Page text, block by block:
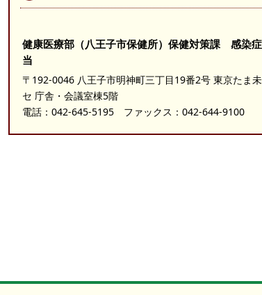
健康医療部（八王子市保健所）保健対策課 感染
当
〒192-0046 八王子市明神町三丁目19番2号 東京たま
セ 庁舎・会議室棟5階
電話： 042-645-5195 ファックス：042-644-9100